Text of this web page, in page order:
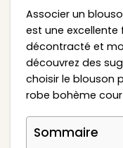
Associer un
est une
décontracté et
découvrez des
choisir le blouson
robe bohème
Sommaire